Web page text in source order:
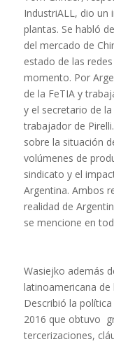
IndustriALL, dio un
plantas. Se habló
del mercado de
estado de las
momento. Por
de la FeTIA y
y el secretario de
trabajador de
sobre la situación
volúmenes de
sindicato y el
Argentina. Ambos
realidad de
se mencione en
Wasiejko además
latinoamericana
Describió la
2016 que obtuvo
tercerizaciones,